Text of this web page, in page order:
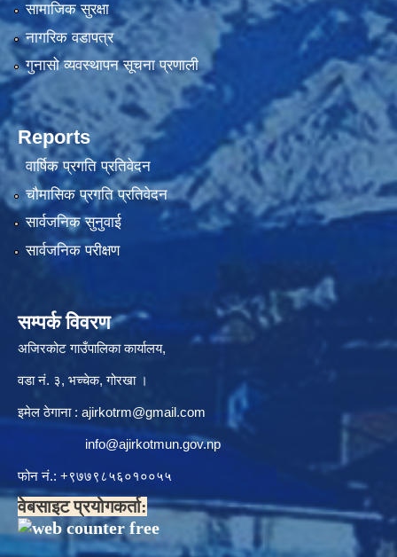
सामाजिक सुरक्षा
नागरिक वडापत्र
गुनासो व्यवस्थापन सूचना प्रणाली
Reports
वार्षिक प्रगति प्रतिवेदन
चौमासिक प्रगति प्रतिवेदन
सार्वजनिक सुनुवाई
सार्वजनिक परीक्षण
सम्पर्क विवरण
अजिरकोट गाउँपालिका कार्यालय,
वडा नं. ३, भच्चेक, गोरखा ।
इमेल ठेगाना : ajirkotrm@gmail.com
info@ajirkotmun.gov.np
फोन नं.: ‍‌+९७७९८५६०१००५५
वेबसाइट प्रयोगकर्ता: